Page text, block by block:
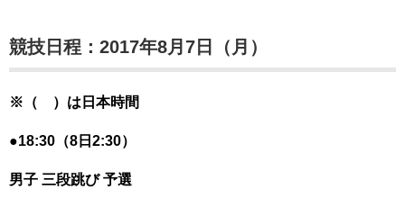
競技日程：2017年8月7日（月）
※（ ）は日本時間
●18:30（8日2:30）
男子 三段跳び 予選